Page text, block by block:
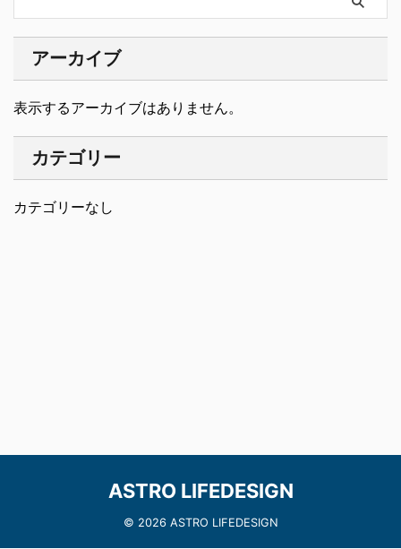
アーカイブ
表示するアーカイブはありません。
カテゴリー
カテゴリーなし
ASTRO LIFEDESIGN
© 2026 ASTRO LIFEDESIGN